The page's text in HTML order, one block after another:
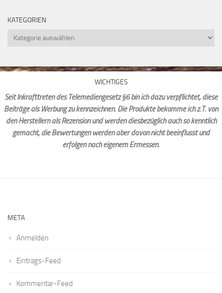
KATEGORIEN
Kategorien
WICHTIGES
Seit Inkrafttreten des Telemediengesetz §6 bin ich dazu verpflichtet, diese
Beiträge als Werbung zu kennzeichnen. Die Produkte bekomme ich z.T. von
den Herstellern als Rezension und werden diesbezüglich auch so kenntlich
gemacht, die Bewertungen werden aber davon nicht beeinflusst und
erfolgen nach eigenem Ermessen.
META
Anmelden
Eintrags-Feed
Kommentar-Feed